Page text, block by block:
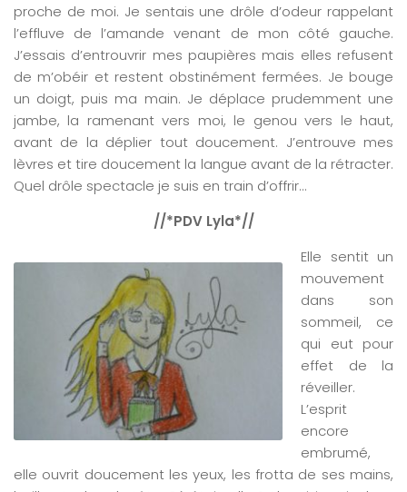
proche de moi. Je sentais une drôle d’odeur rappelant
l’effluve de l’amande venant de mon côté gauche.
J’essais d’entrouvrir mes paupières mais elles refusent
de m’obéir et restent obstinément fermées. Je bouge
un doigt, puis ma main. Je déplace prudemment une
jambe, la ramenant vers moi, le genou vers le haut,
avant de la déplier tout doucement. J’entrouve mes
lèvres et tire doucement la langue avant de la rétracter.
Quel drôle spectacle je suis en train d’offrir…
//*PDV Lyla*//
Elle sentit un
mouvement
dans son
sommeil, ce
qui eut pour
effet de la
réveiller.
L’esprit
encore
embrumé,
elle ouvrit doucement les yeux, les frotta de ses mains,